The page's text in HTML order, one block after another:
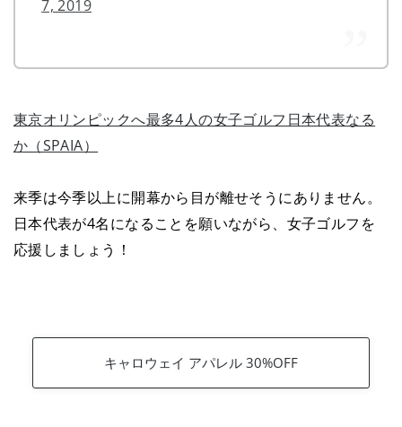
7, 2019
東京オリンピックへ最多4人の女子ゴルフ日本代表なる
か（SPAIA）
来季は今季以上に開幕から目が離せそうにありません。
日本代表が4名になることを願いながら、女子ゴルフを
応援しましょう！
キャロウェイ アパレル 30%OFF